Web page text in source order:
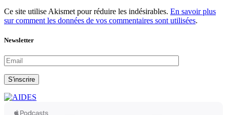
Ce site utilise Akismet pour réduire les indésirables. En savoir plus
sur comment les données de vos commentaires sont utilisées.
Newsletter
S'inscrire